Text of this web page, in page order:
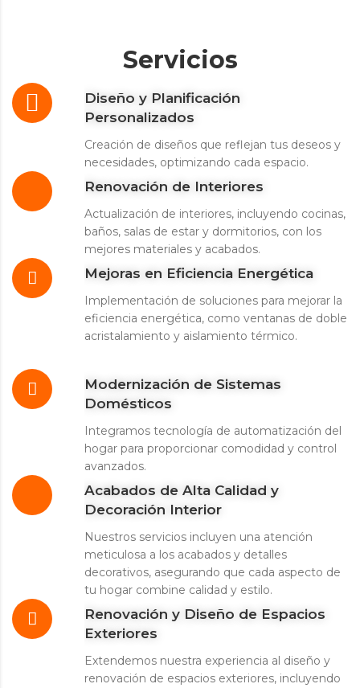
Servicios
Diseño y Planificación
Personalizados
Creación de diseños que reflejan tus deseos y
necesidades, optimizando cada espacio.
Renovación de Interiores
Actualización de interiores, incluyendo cocinas,
baños, salas de estar y dormitorios, con los
mejores materiales y acabados.
Mejoras en Eficiencia Energética
Implementación de soluciones para mejorar la
eficiencia energética, como ventanas de doble
acristalamiento y aislamiento térmico.
Modernización de Sistemas
Domésticos
Integramos tecnología de automatización del
hogar para proporcionar comodidad y control
avanzados.
Acabados de Alta Calidad y
Decoración Interior
Nuestros servicios incluyen una atención
meticulosa a los acabados y detalles
decorativos, asegurando que cada aspecto de
tu hogar combine calidad y estilo.
Renovación y Diseño de Espacios
Exteriores
Extendemos nuestra experiencia al diseño y
renovación de espacios exteriores, incluyendo